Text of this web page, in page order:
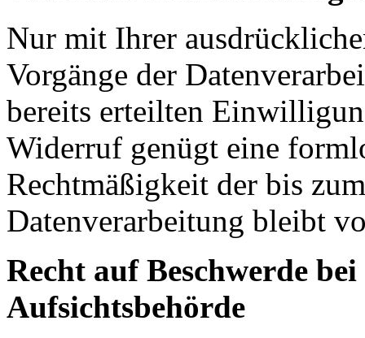
Nur mit Ihrer
Vorgänge der
bereits erteilten
Widerruf genügt eine
Rechtmäßigkeit der bis
Datenverarbeitung bleibt
Recht auf Beschwerde
Aufsichtsbehörde